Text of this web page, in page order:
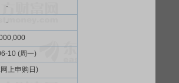
-
-
10 (周一)
上申购日)